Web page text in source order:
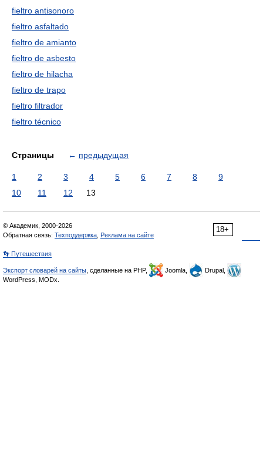
fieltro antisonoro
fieltro asfaltado
fieltro de amianto
fieltro de asbesto
fieltro de hilacha
fieltro de trapo
fieltro filtrador
fieltro técnico
Страницы ← предыдущая
1 2 3 4 5 6 7 8
9
10
11 12 13
18+
© Академик, 2000-2026
Обратная связь: Техподдержка Реклама на сайте
👣 Путешествия
Экспорт словарей на сайты , сделанные на PHP, Joomla,
Drupal,
WordPress, MODx.